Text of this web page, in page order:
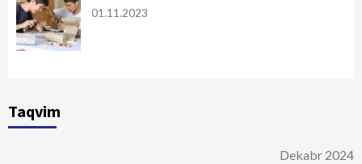
01.11.2023
Taqvim
Dekabr 2024